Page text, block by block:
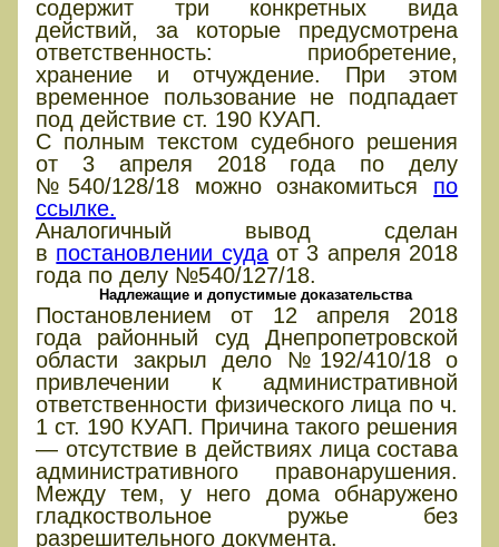
содержит три конкретных вида
действий, за которые предусмотрена
ответственность: приобретение,
хранение и отчуждение. При этом
временное пользование не подпадает
под действие ст. 190 КУАП.
С полным текстом судебного решения
от 3 апреля 2018 года по делу
№540/128/18 можно ознакомиться по
ссылке.
Аналогичный вывод сделан
в постановлении судаот 3 апреля 2018
года по делу №540/127/18.
Надлежащие и допустимые доказательства
Постановлением от 12 апреля 2018
года районный суд Днепропетровской
области закрыл дело №192/410/18 о
привлечении к административной
ответственности физического лица по ч.
1 ст. 190 КУАП. Причина такого решения
— отсутствие в действиях лица состава
административного правонарушения.
Между тем, у него дома обнаружено
гладкоствольное ружье без
разрешительного документа.